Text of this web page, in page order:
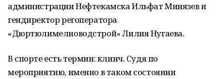
администрации Нефтекамска Ильфат Минязев и
гендиректор регоператора
«Дюртюлимелиоводстрой» Лилия Нугаева.
В спорте есть термин: клинч. Судя по
мероприятию, именно в таком состоянии